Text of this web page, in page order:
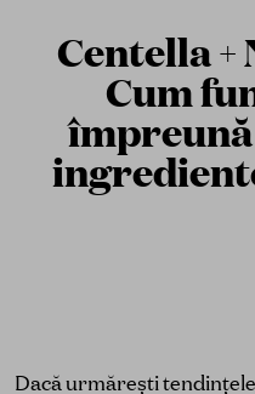
Centella
Cum
împreună
Dacă urmărești